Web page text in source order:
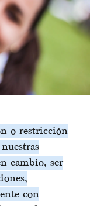
o restricción
cambio, ser
con